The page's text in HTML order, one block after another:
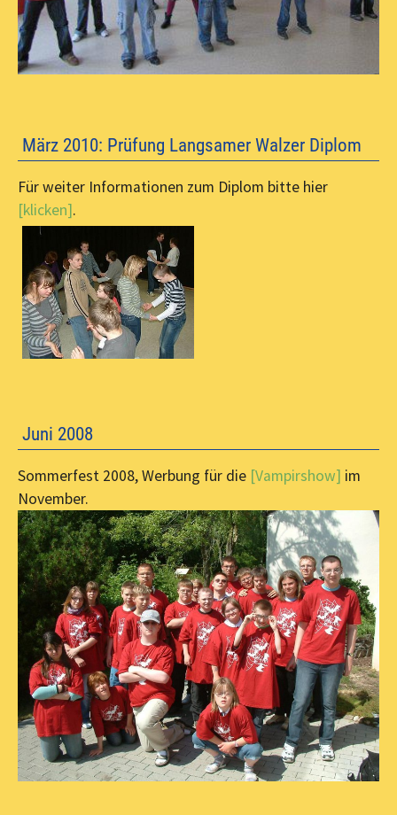
März 2010: Prüfung Langsamer Walzer Diplom
Für weiter Informationen zum Diplom bitte hier
[klicken].
Juni 2008
Sommerfest 2008, Werbung für die [Vampirshow] im
November.